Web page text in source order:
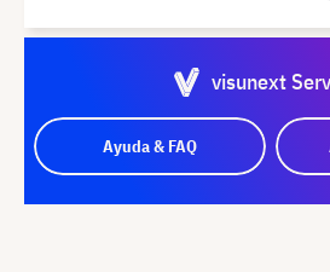
visunext
Ayuda & FAQ